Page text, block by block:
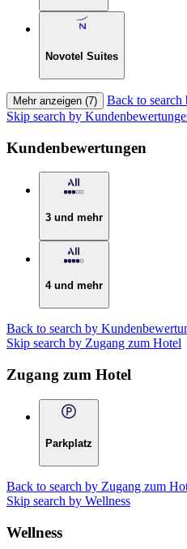
Novotel Suites
Mehr anzeigen (7)
Back to search
Skip search by
Kundenbewertungen
3 und mehr
4 und mehr
Back to search by
Skip search by Zugang zum Hotel
Zugang zum Hotel
Parkplatz
Back to search by Zugang zum
Skip search by Wellness
Wellness